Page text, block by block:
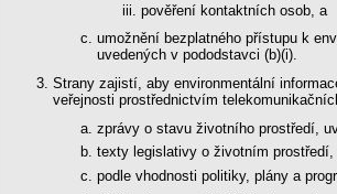
pověření kontaktních osob, a
umožnění bezplatného přístupu k
uvedených v pododstavci (b)(i).
Strany zajistí, aby environmentální
veřejnosti prostřednictvím
zprávy o stavu životního prostředí,
texty legislativy o životním
podle vhodnosti politiky, plány a